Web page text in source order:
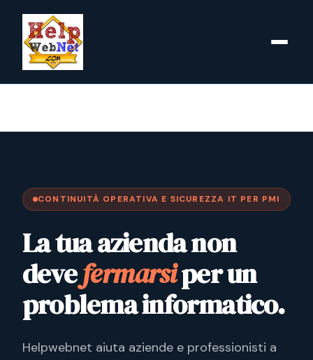
CONTINUITÀ OPERATIVA E SICUREZZA IT PER PMI
La tua azienda non
devefermarsiper un
problema informatico.
Helpwebnet aiuta aziende e professionisti a